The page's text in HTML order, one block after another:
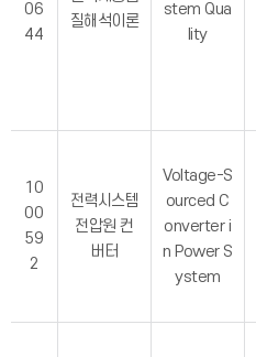
06
44
질해석이론
stem Qua
lity
10
00
59
2
전력시스템
전압원 컨
버터
Voltage-S
ourced C
onverter i
n Power S
ystem